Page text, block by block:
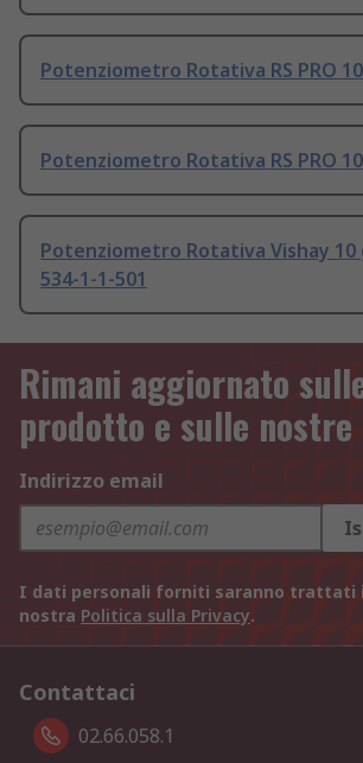
Potenziometro Rotativa RS PRO
Potenziometro Rotativa RS PRO
Potenziometro Rotativa Vishay 10
534-1-1-501
Rimani aggiornato
prodotto e sulle
Indirizzo email
I dati personali forniti saranno trattati
nostra Politica sulla Privacy.
Contattaci
02.66.058.1